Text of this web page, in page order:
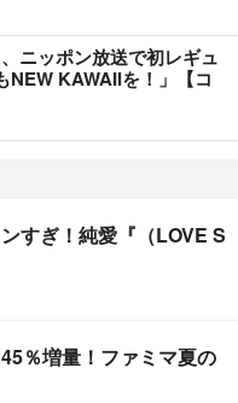
ニッポン放送で初レギュ
NEW KAWAIIを！」【コ
すぎ！純愛『（LOVE S
％増量！ファミマ夏の